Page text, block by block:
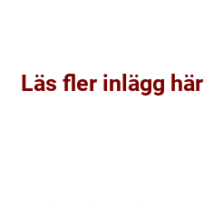
Läs fler inlägg här